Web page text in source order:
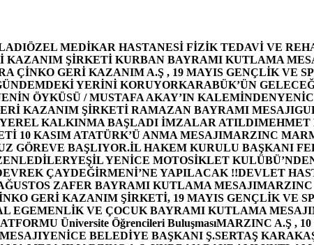
ÖZEL MEDİKAR HASTANESİ FİZİK TEDAVİ VE
KAZANIM ŞİRKETİ KURBAN BAYRAMI KUTLAMA
ÇİNKO GERİ KAZANIM A.Ş , 19 MAYIS GENÇLİK VE
YERİNİ KORUYORKARABÜK’ÜN
ÖYKÜSÜ / MUSTAFA AKAY’IN KALEMİNDEN
KAZANIM ŞİRKETİ RAMAZAN BAYRAMI MESAJI
YEREL KALKINMA BAŞLADI İMZALAR ATILDIMEHMET
10 KASIM ATATÜRK’Ü ANMA MESAJIMARZINC
GÖREVE BAŞLIYOR.İL HAKEM KURULU BAŞKANI
YEŞİL YENİCE MOTOSİKLET
ÇAYDEĞİRMENİ’NE YAPILACAK !!DEVLET
ZAFER BAYRAMI KUTLAMA MESAJI
GERİ KAZANIM ŞİRKETİ, 19 MAYIS GENÇLİK VE
EGEMENLİK VE ÇOCUK BAYRAMI KUTLAMA MESAJI
Üniversite Öğrencileri BuluşmasıMARZINC A.Ş ,
YENİCE BELEDİYE BAŞKANI Ş.SERTAŞ